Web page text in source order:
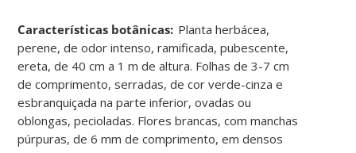
Características botânicas: Planta herbácea,
perene, de odor intenso, ramificada, pubescente,
ereta, de 40 cm a 1 m de altura. Folhas de 3-7 cm
de comprimento, serradas, de cor verde-cinza e
esbranquiçada na parte inferior, ovadas ou
oblongas, pecioladas. Flores brancas, com manchas
púrpuras, de 6 mm de comprimento, em densos